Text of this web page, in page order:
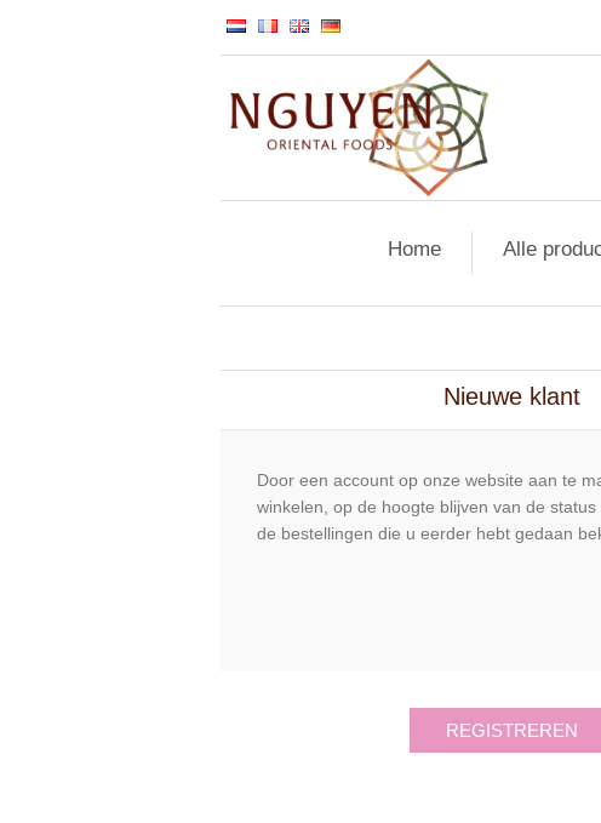
Home Alle
Nieuwe klant
Door een account op onze website aan te
winkelen, op de hoogte blijven van de
de bestellingen die u eerder hebt gedaan
REGISTREREN